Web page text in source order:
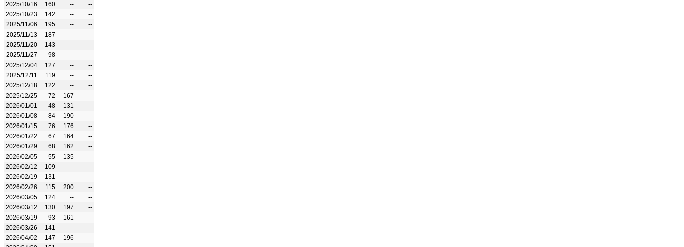
2025/10/16
160 --
--
2025/10/23
142 --
--
2025/11/06
195 --
--
2025/11/13
187 --
--
2025/11/20
143 --
--
2025/11/27
98 --
--
2025/12/04
127 --
--
2025/12/11
119 --
--
2025/12/18
122 --
--
2025/12/25
72 167
--
2026/01/01
48 131
--
2026/01/08
84 190
--
2026/01/15
76 176
--
2026/01/22
67 164
--
2026/01/29
68 162
--
2026/02/05
55 135
--
2026/02/12
109 --
--
2026/02/19
131 --
--
2026/02/26
115 200
--
2026/03/05
124 --
--
2026/03/12
130 197
--
2026/03/19
93 161
--
2026/03/26
141 --
--
2026/04/02
147 196
--